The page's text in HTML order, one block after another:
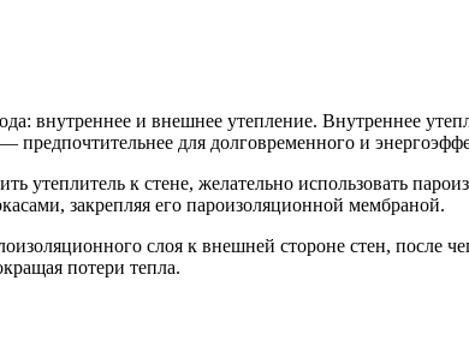
внутреннее и внешнее утепление. Внутреннее
для долговременного и
утеплитель к стене, желательно использовать
закрепляя его пароизоляционной мембраной.
слоя к внешней стороне стен,
потери тепла.